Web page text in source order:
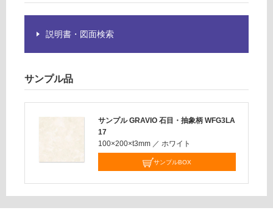
説明書・図面検索
サンプル品
サンプル GRAVIO 石目・抽象柄 WFG3LA
17
100×200×t3mm ／ ホワイト
サンプルBOX